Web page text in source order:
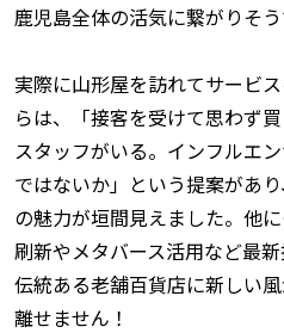
鹿児島全体の活気に繋がりそう
実際に山形屋を訪れてサービ
らは、「接客を受けて思わず
スタッフがいる。インフルエ
ではないか」という提案があ
の魅力が垣間見えました。他
刷新やメタバース活用など最新
伝統ある老舗百貨店に新しい
離せません！